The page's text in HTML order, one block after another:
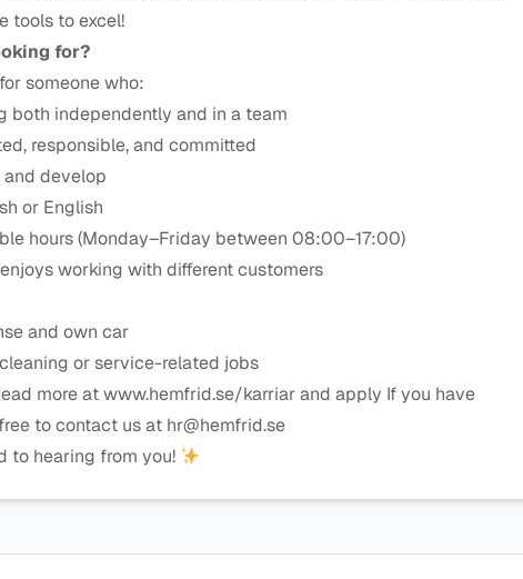
tools to excel!
for?
someone who:
both independently and in a team
responsible, and committed
and develop
or English
hours (Monday–Friday between 08:00–17:00)
working with different customers
and own car
or service-related jobs
more at www.hemfrid.se/karriar and apply If you have
to contact us at hr@hemfrid.se
to hearing from you!